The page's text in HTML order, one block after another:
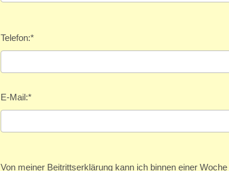
Telefon:*
E-Mail:*
Von meiner Beitrittserklärung kann ich binnen einer